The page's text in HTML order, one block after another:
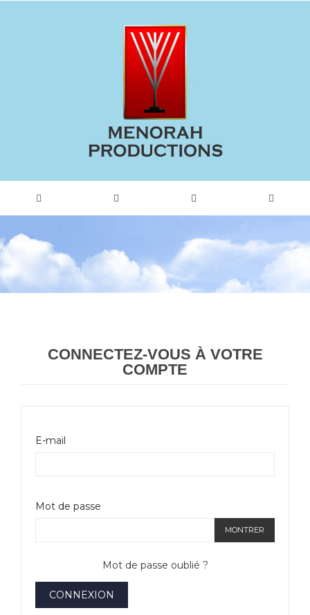
CONNECTEZ-VOUS À VOTRE
COMPTE
E-mail
Mot de passe
MONTRER
Mot de passe oublié ?
CONNEXION